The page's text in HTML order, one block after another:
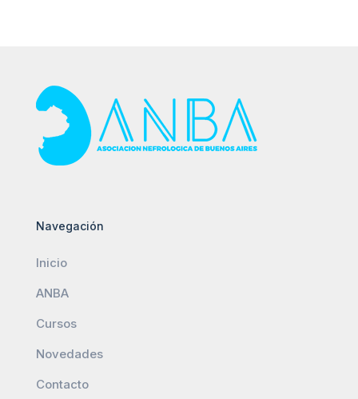
Navegación
Inicio
ANBA
Cursos
Novedades
Contacto